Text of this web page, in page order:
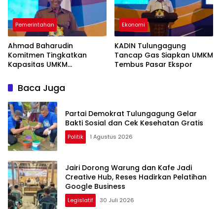
Pemerintahan
Ahmad Baharudin
Komitmen Tingkatkan
Kapasitas UMKM
Ekspor
Ekonomi
KADIN Tulungagung
Tancap Gas Siapkan UMKM
Tembus Pasar Ekspor
Baca Juga
Partai Demokrat Tulungagung Gelar
Bakti Sosial dan Cek Kesehatan Gratis
Politik 1 Agustus 2026
Jairi Dorong Warung dan Kafe Jadi
Creative Hub, Reses Hadirkan Pelatihan
Google Business
Legislatif 30 Juli 2026